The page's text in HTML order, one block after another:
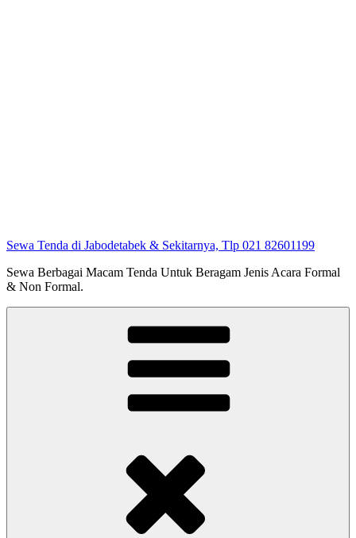
Sewa Tenda di Jabodetabek & Sekitarnya, Tlp 021 82601199
Sewa Berbagai Macam Tenda Untuk Beragam Jenis Acara Formal
& Non Formal.